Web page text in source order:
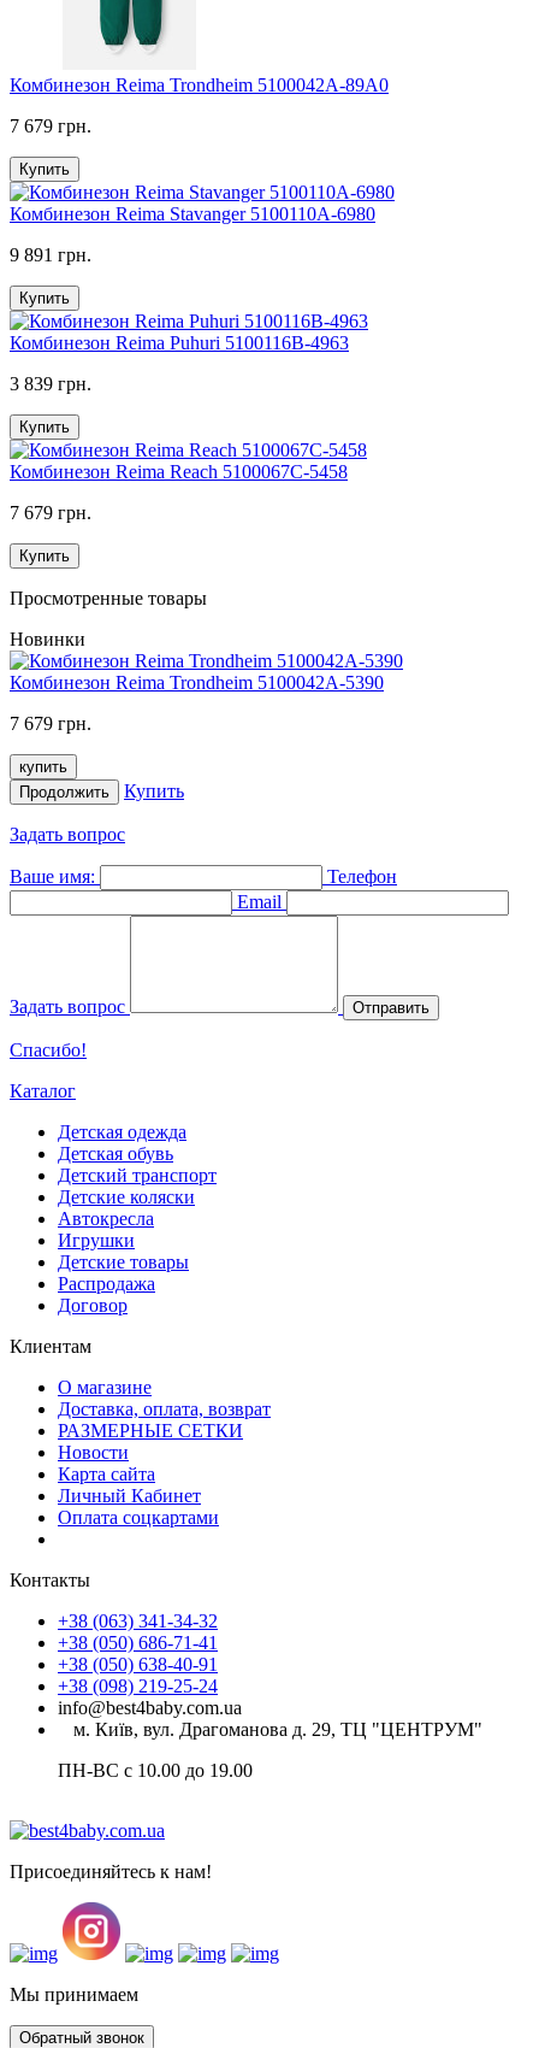
Комбинезон Reima Trondheim 5100042A-89A0
7 679 грн.
Купить
Комбинезон Reima Stavanger 5100110A-6980
9 891 грн.
Купить
Комбинезон Reima Puhuri 5100116B-4963
3 839 грн.
Купить
Комбинезон Reima Reach 5100067C-5458
7 679 грн.
Купить
Просмотренные товары
Новинки
Комбинезон Reima Trondheim 5100042A-5390
7 679 грн.
купить
Продолжить
Купить
Задать вопрос
Ваше имя:
Телефон
Email
Задать вопрос Отправить
Спасибо!
Каталог
Детская одежда
Детская обувь
Детский транспорт
Детские коляски
Автокресла
Игрушки
Детские товары
Распродажа
Договор
Клиентам
О магазине
Доставка, оплата, возврат
РАЗМЕРНЫЕ СЕТКИ
Новости
Карта сайта
Личный Кабинет
Оплата соцкартами
Контакты
+38 (063) 341-34-32
+38 (050) 686-71-41
+38 (050) 638-40-91
+38 (098) 219-25-24
info@best4baby.com.ua
м. Київ, вул. Драгоманова д. 29, ТЦ "ЦЕНТРУМ"
ПН-ВС с 10.00 до 19.00
Присоединяйтесь к нам!
Мы принимаем
Обратный звонок